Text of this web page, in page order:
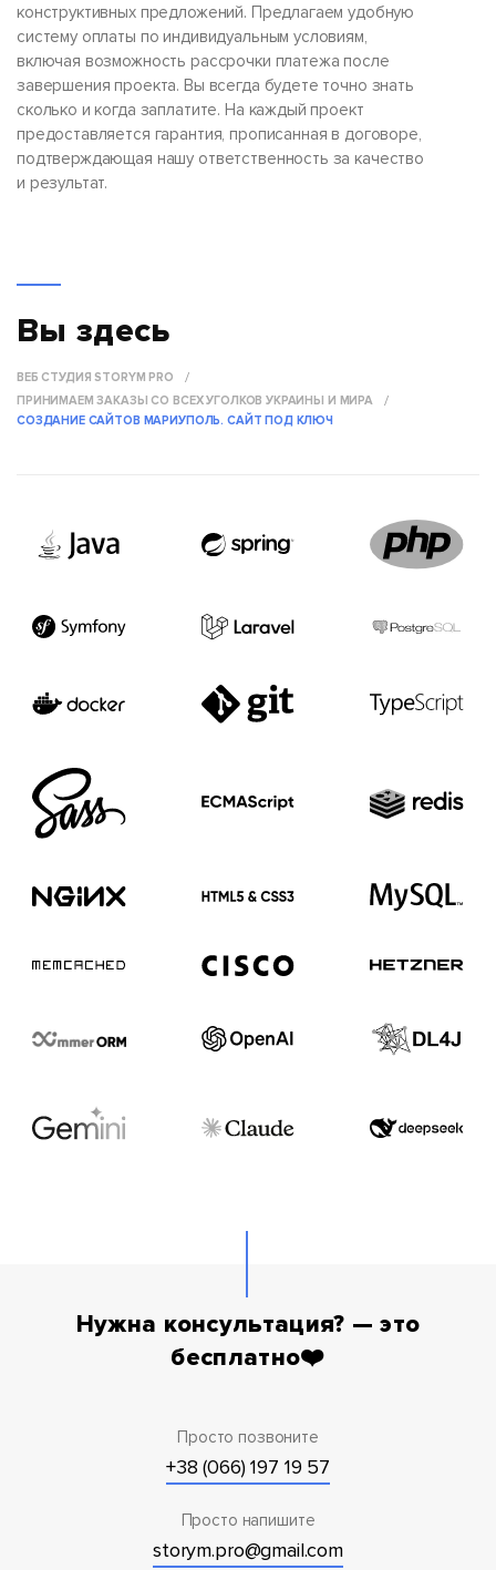
конструктивных предложений. Предлагаем удобную
систему оплаты по индивидуальным условиям,
включая возможность рассрочки платежа после
завершения проекта. Вы всегда будете точно знать
сколько и когда заплатите. На каждый проект
предоставляется гарантия, прописанная в договоре,
подтверждающая нашу ответственность за качество
и результат.
Вы здесь
ВЕБ СТУДИЯ STORYM PRO
ПРИНИМАЕМ ЗАКАЗЫ СО ВСЕХ УГОЛКОВ УКРАИНЫ И МИРА
СОЗДАНИЕ САЙТОВ МАРИУПОЛЬ. САЙТ ПОД КЛЮЧ
Нужна консультация? — это
бесплатно❤️
Просто позвоните
+38 (066) 197 19 57
Просто напишите
storym.pro@gmail.com